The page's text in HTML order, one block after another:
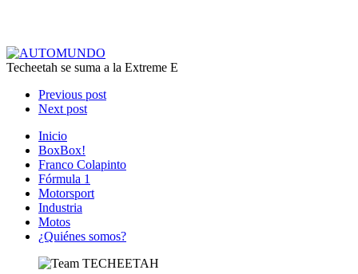
Techeetah se suma a la Extreme E
Previous post
Next post
Inicio
BoxBox!
Franco Colapinto
Fórmula 1
Motorsport
Industria
Motos
¿Quiénes somos?